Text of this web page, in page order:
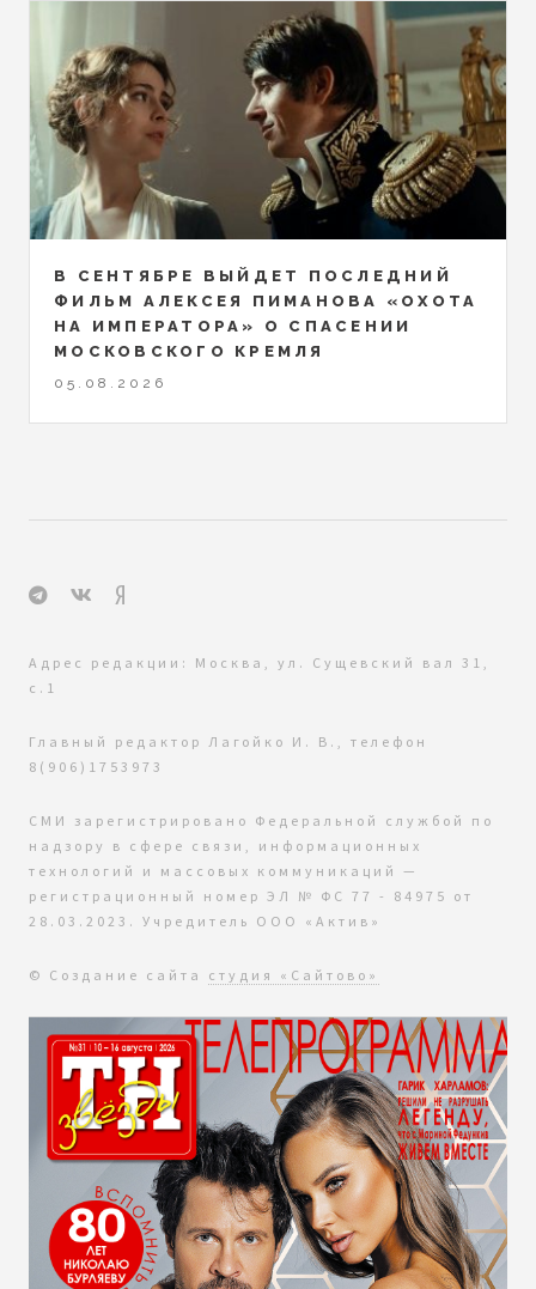
В СЕНТЯБРЕ ВЫЙДЕТ ПОСЛЕДНИЙ
ФИЛЬМ АЛЕКСЕЯ ПИМАНОВА «ОХОТА
НА ИМПЕРАТОРА» О СПАСЕНИИ
МОСКОВСКОГО КРЕМЛЯ
05.08.2026
Адрес редакции: Москва, ул. Сущевский вал 31,
с.1
Главный редактор Лагойко И. В., телефон
8(906)1753973
СМИ зарегистрировано Федеральной службой по
надзору в сфере связи, информационных
технологий и массовых коммуникаций —
регистрационный номер ЭЛ № ФС 77 - 84975 от
28.03.2023. Учредитель ООО «Актив»
© Создание сайта студия «Сайтово»